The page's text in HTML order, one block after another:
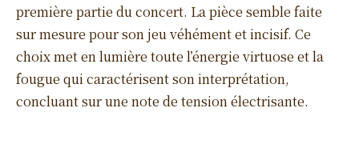
première partie du concert. La pièce semble faite
sur mesure pour son jeu véhément et incisif. Ce
choix met en lumière toute l’énergie virtuose et la
fougue qui caractérisent son interprétation,
concluant sur une note de tension électrisante.